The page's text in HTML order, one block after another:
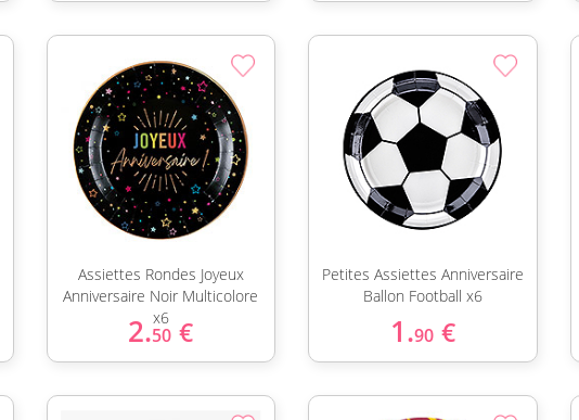
Assiettes Rondes Joyeux
Anniversaire Noir Multicolore
x6
2.50 €
Petites Assiettes Anniversaire
Ballon Football x6
1.90 €